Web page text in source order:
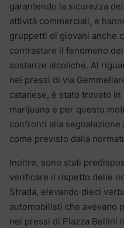
garantendo la sicurezza
attività commerciali, e
gruppetti di giovani anche
contrastare il fenomeno
sostanze alcoliche. Al
nei pressi di via
catanese, è stato trovato
marijuana e per questo
confronti alla
come previsto dalla
Inoltre, sono stati
verificare il rispetto delle
Strada, elevando dieci
automobilisti che avevano
nei pressi di Piazza Bellini